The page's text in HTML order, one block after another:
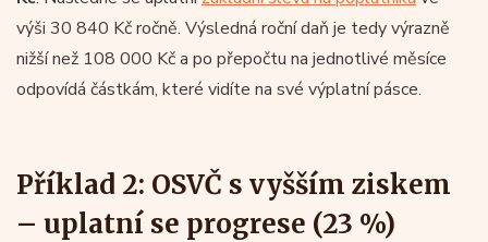
výši 30 840 Kč ročně. Výsledná roční daň je tedy výrazně
nižší než 108 000 Kč a po přepočtu na jednotlivé měsíce
odpovídá částkám, které vidíte na své výplatní pásce.
Příklad 2: OSVČ s vyšším ziskem
– uplatní se progrese (23 %)